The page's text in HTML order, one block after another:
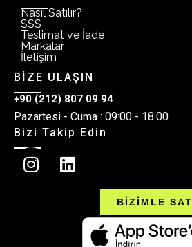
Nasıl Satılır?
SSS
Teslimat ve İade
Markalar
İletişim
BİZE ULAŞIN
+90 (212) 807 09 94
Pazartesi - Cuma : 09:00 - 18:00
Bizi Takip Edin
BİZİMLE SAT